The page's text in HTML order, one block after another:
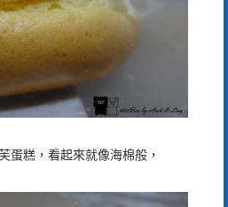
蛋糕，看起來就像海棉般，